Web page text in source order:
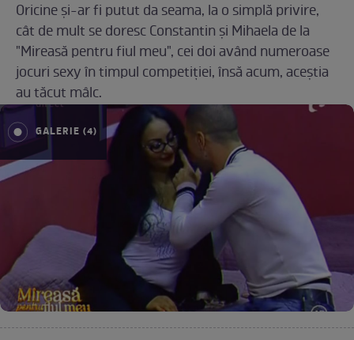
Oricine şi-ar fi putut da seama, la o simplă privire,
cât de mult se doresc Constantin şi Mihaela de la
"Mireasă pentru fiul meu", cei doi având numeroase
jocuri sexy în timpul competiţiei, însă acum, aceştia
au tăcut mâlc.
GALERIE (4)